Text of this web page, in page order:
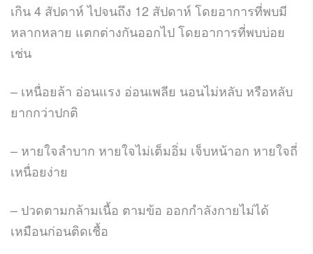
เกิน 4 สัปดาห์ ไปจนถึง 12 สัปดาห์ โดยอาการที่พบมี
หลากหลาย แตกต่างกันออกไป โดยอาการที่พบบ่อย
เช่น
– เหนื่อยล้า อ่อนแรง อ่อนเพลีย นอนไม่หลับ หรือหลับ
ยากกว่าปกติ
– หายใจลำบาก หายใจไม่เต็มอิ่ม เจ็บหน้าอก หายใจถี่
เหนื่อยง่าย
– ปวดตามกล้ามเนื้อ ตามข้อ ออกกำลังกายไม่ได้
เหมือนก่อนติดเชื้อ